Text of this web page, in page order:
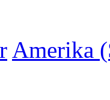
Amerika